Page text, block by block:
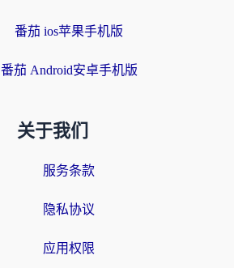
番茄 ios苹果手机版
番茄 Android安卓手机版
关于我们
服务条款
隐私协议
应用权限